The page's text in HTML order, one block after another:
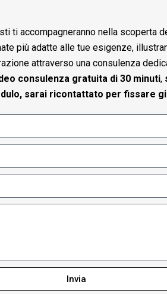
ti accompagneranno nella scoperta
più adatte alle tue esigenze,
attraverso una consulenza
consulenza gratuita di 30 minuti,
sarai ricontattato per fissare
Invia